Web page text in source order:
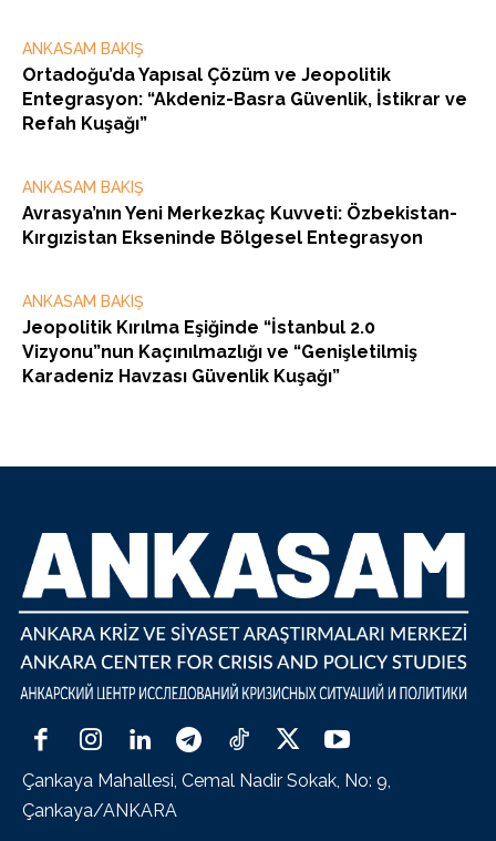
ANKASAM BAKIŞ
Ortadoğu’da Yapısal Çözüm ve Jeopolitik
Entegrasyon: “Akdeniz-Basra Güvenlik, İstikrar ve
Refah Kuşağı”
ANKASAM BAKIŞ
Avrasya’nın Yeni Merkezkaç Kuvveti: Özbekistan-
Kırgızistan Ekseninde Bölgesel Entegrasyon
ANKASAM BAKIŞ
Jeopolitik Kırılma Eşiğinde “İstanbul 2.0
Vizyonu”nun Kaçınılmazlığı ve “Genişletilmiş
Karadeniz Havzası Güvenlik Kuşağı”
Çankaya Mahallesi, Cemal Nadir Sokak, No: 9,
Çankaya/ANKARA